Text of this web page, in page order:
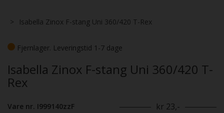
Isabella Zinox F-stang Uni 360/420 T-Rex
Fjernlager. Leveringstid 1-7 dage
Isabella Zinox F-stang Uni 360/420 T-
Rex
Vare nr. I999140zzF kr 23,-